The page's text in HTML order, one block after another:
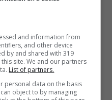
i due siano cugini
e diStellantis,
delegato diExor, ha
presidente della
and information from
and other device
by and shared with 319
site. We and our partners
List of partners.
personal data on the basis
object to by managing